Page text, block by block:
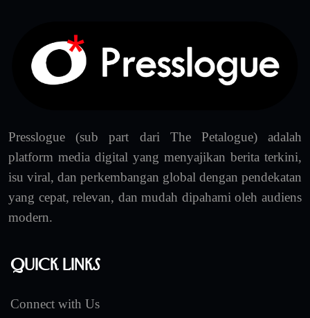
Presslogue (sub part dari The Petalogue) adalah
platform media digital yang menyajikan berita terkini,
isu viral, dan perkembangan global dengan pendekatan
yang cepat, relevan, dan mudah dipahami oleh audiens
modern.
Quick Links
Connect with Us